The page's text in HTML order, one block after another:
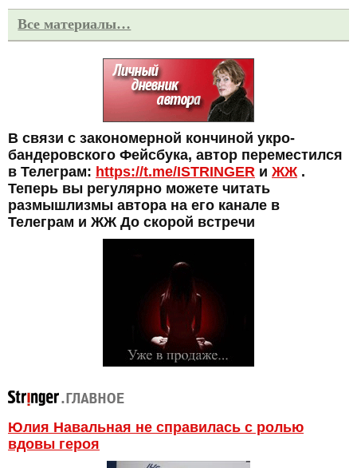
Все материалы…
В связи с закономерной кончиной укро-
бандеровского Фейсбука, автор переместился
в Телеграм: https://t.me/ISTRINGER и ЖЖ .
Теперь вы регулярно можете читать
размышлизмы автора на его канале в
Телеграм и ЖЖ До скорой встречи
Юлия Навальная не справилась с ролью
вдовы героя